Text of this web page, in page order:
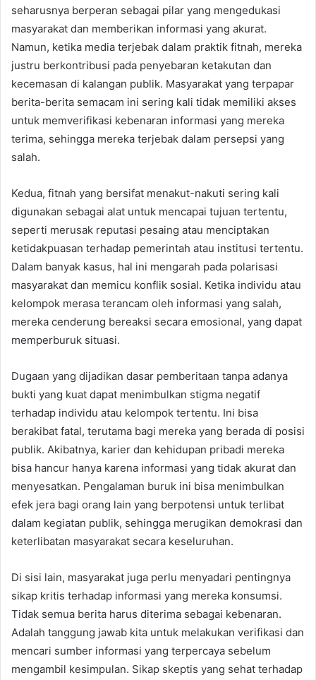
seharusnya berperan sebagai pilar yang mengedukasi
masyarakat dan memberikan informasi yang akurat.
Namun, ketika media terjebak dalam praktik fitnah, mereka
justru berkontribusi pada penyebaran ketakutan dan
kecemasan di kalangan publik. Masyarakat yang terpapar
berita-berita semacam ini sering kali tidak memiliki akses
untuk memverifikasi kebenaran informasi yang mereka
terima, sehingga mereka terjebak dalam persepsi yang
salah.
Kedua, fitnah yang bersifat menakut-nakuti sering kali
digunakan sebagai alat untuk mencapai tujuan tertentu,
seperti merusak reputasi pesaing atau menciptakan
ketidakpuasan terhadap pemerintah atau institusi tertentu.
Dalam banyak kasus, hal ini mengarah pada polarisasi
masyarakat dan memicu konflik sosial. Ketika individu atau
kelompok merasa terancam oleh informasi yang salah,
mereka cenderung bereaksi secara emosional, yang dapat
memperburuk situasi.
Dugaan yang dijadikan dasar pemberitaan tanpa adanya
bukti yang kuat dapat menimbulkan stigma negatif
terhadap individu atau kelompok tertentu. Ini bisa
berakibat fatal, terutama bagi mereka yang berada di posisi
publik. Akibatnya, karier dan kehidupan pribadi mereka
bisa hancur hanya karena informasi yang tidak akurat dan
menyesatkan. Pengalaman buruk ini bisa menimbulkan
efek jera bagi orang lain yang berpotensi untuk terlibat
dalam kegiatan publik, sehingga merugikan demokrasi dan
keterlibatan masyarakat secara keseluruhan.
Di sisi lain, masyarakat juga perlu menyadari pentingnya
sikap kritis terhadap informasi yang mereka konsumsi.
Tidak semua berita harus diterima sebagai kebenaran.
Adalah tanggung jawab kita untuk melakukan verifikasi dan
mencari sumber informasi yang terpercaya sebelum
mengambil kesimpulan. Sikap skeptis yang sehat terhadap